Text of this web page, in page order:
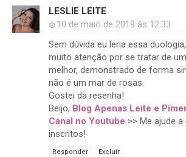
LESLIE LEITE
10 de maio de 2019 às 12:33
Sem dúvida eu leria essa
muito atenção por se tratar de
melhor, demonstrado de forma
não é um mar de rosas.
Gostei da resenha!
Beijo, Blog Apenas Leite e
Canal no Youtube >> Me ajude
inscritos!
Responder Excluir